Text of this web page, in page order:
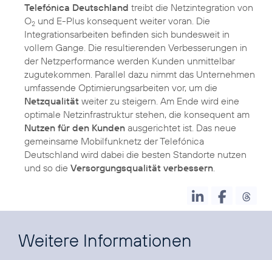
Telefónica Deutschland treibt die Netzintegration von
O2 und E-Plus konsequent weiter voran. Die
Integrationsarbeiten befinden sich bundesweit in
vollem Gange. Die resultierenden Verbesserungen in
der Netzperformance werden Kunden unmittelbar
zugutekommen. Parallel dazu nimmt das Unternehmen
umfassende Optimierungsarbeiten vor, um die
Netzqualität weiter zu steigern. Am Ende wird eine
optimale Netzinfrastruktur stehen, die konsequent am
Nutzen für den Kunden ausgerichtet ist. Das neue
gemeinsame Mobilfunknetz der Telefónica
Deutschland wird dabei die besten Standorte nutzen
und so die Versorgungsqualität verbessern
Weitere Informationen